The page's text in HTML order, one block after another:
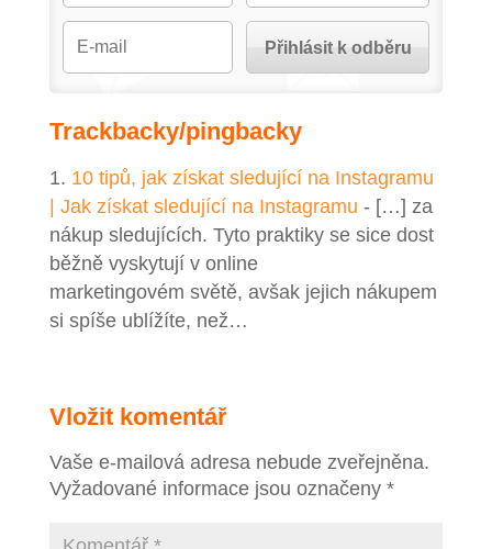
Trackbacky/pingbacky
10 tipů, jak získat sledující na Instagramu
| Jak získat sledující na Instagramu - […] za
nákup sledujících. Tyto praktiky se sice dost
běžně vyskytují v online
marketingovém světě, avšak jejich nákupem
si spíše ublížíte, než…
Vložit komentář
Vaše e-mailová adresa nebude zveřejněna.
Vyžadované informace jsou označeny *